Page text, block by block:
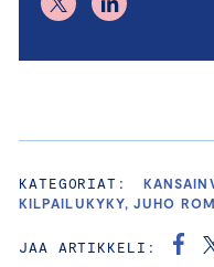
KATEGORIAT:
KILPAILUKYKY, JUHO
JAA ARTIKKELI: